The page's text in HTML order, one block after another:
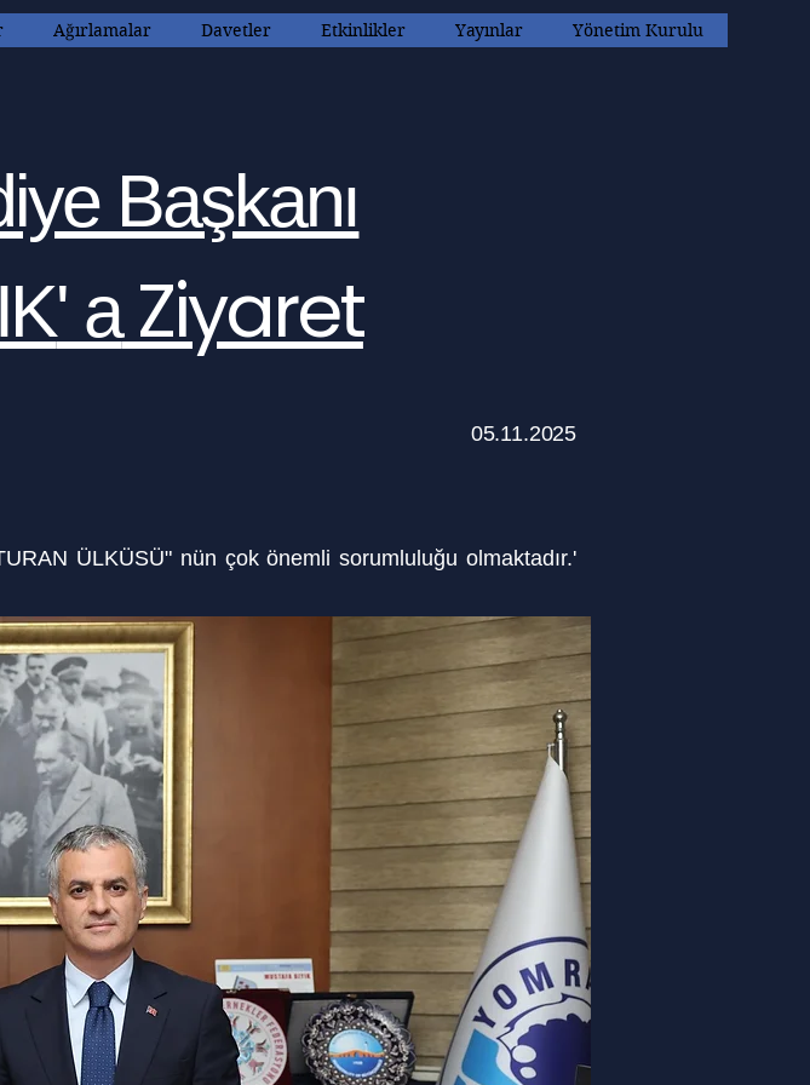
Ağırlamalar Davetler Etkinlikler Yayınlar Yönetim Kurulu
Başkanı
' aZiyaret
05.11.2025
ÜLKÜSÜ" nün çok önemli sorumluluğu olmaktadır.'